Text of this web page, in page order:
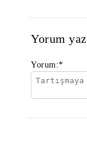
Yorum yaz
Yorum:*